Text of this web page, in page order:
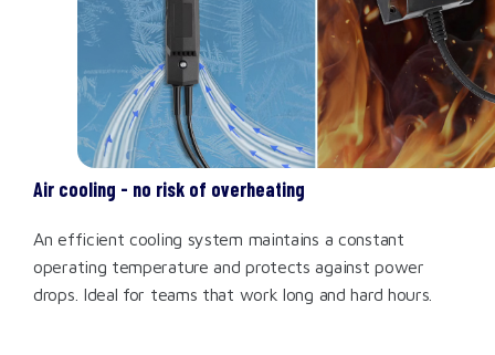
Air cooling - no risk of overheating
An efficient cooling system maintains a constant
operating temperature and protects against power
drops. Ideal for teams that work long and hard hours.